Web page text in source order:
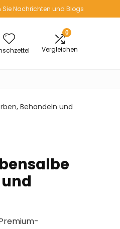
Sie Nachrichten und Blogs
0
Vergleichen
Behandeln und